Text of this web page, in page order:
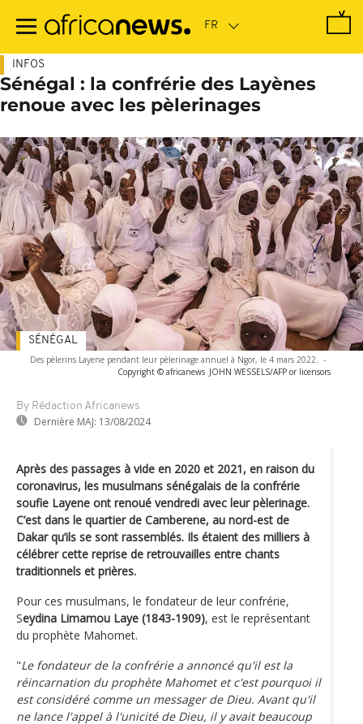
contenu
INFOS
Sénégal : la confrérie des Layènes
renoue avec les pèlerinages
Des pèlerins Layene pendant leur pèlerinage annuel à Ngor, le 4 mars 2022. -
Copyright © africanews JOHN WESSELS/AFP or licensors
By Rédaction Africanews
Dernière MAJ: 13/08/2024
SÉNÉGAL
Après des passages à vide en 2020 et 2021, en raison du
coronavirus, les musulmans sénégalais de la confrérie
soufie Layene ont renoué vendredi avec leur pèlerinage.
C’est dans le quartier de Camberene, au nord-est de
Dakar qu’ils se sont rassemblés. Ils étaient des milliers à
célébrer cette reprise de retrouvailles entre chants
traditionnels et prières.
Pour ces musulmans, le fondateur de leur confrérie,
Seydina Limamou Laye (1843-1909), est le représentant
du prophète Mahomet.
"Le fondateur de la confrérie a annoncé qu'il est la
réincarnation du prophète Mahomet et c'est pourquoi il
est considéré comme un messager de Dieu. Avant qu'il
ne lance l'appel à l'unicité de Dieu, il y avait beaucoup